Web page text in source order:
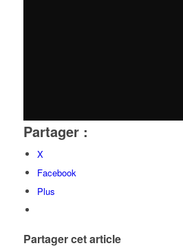
Partager :
X
Facebook
Plus
Partager cet article